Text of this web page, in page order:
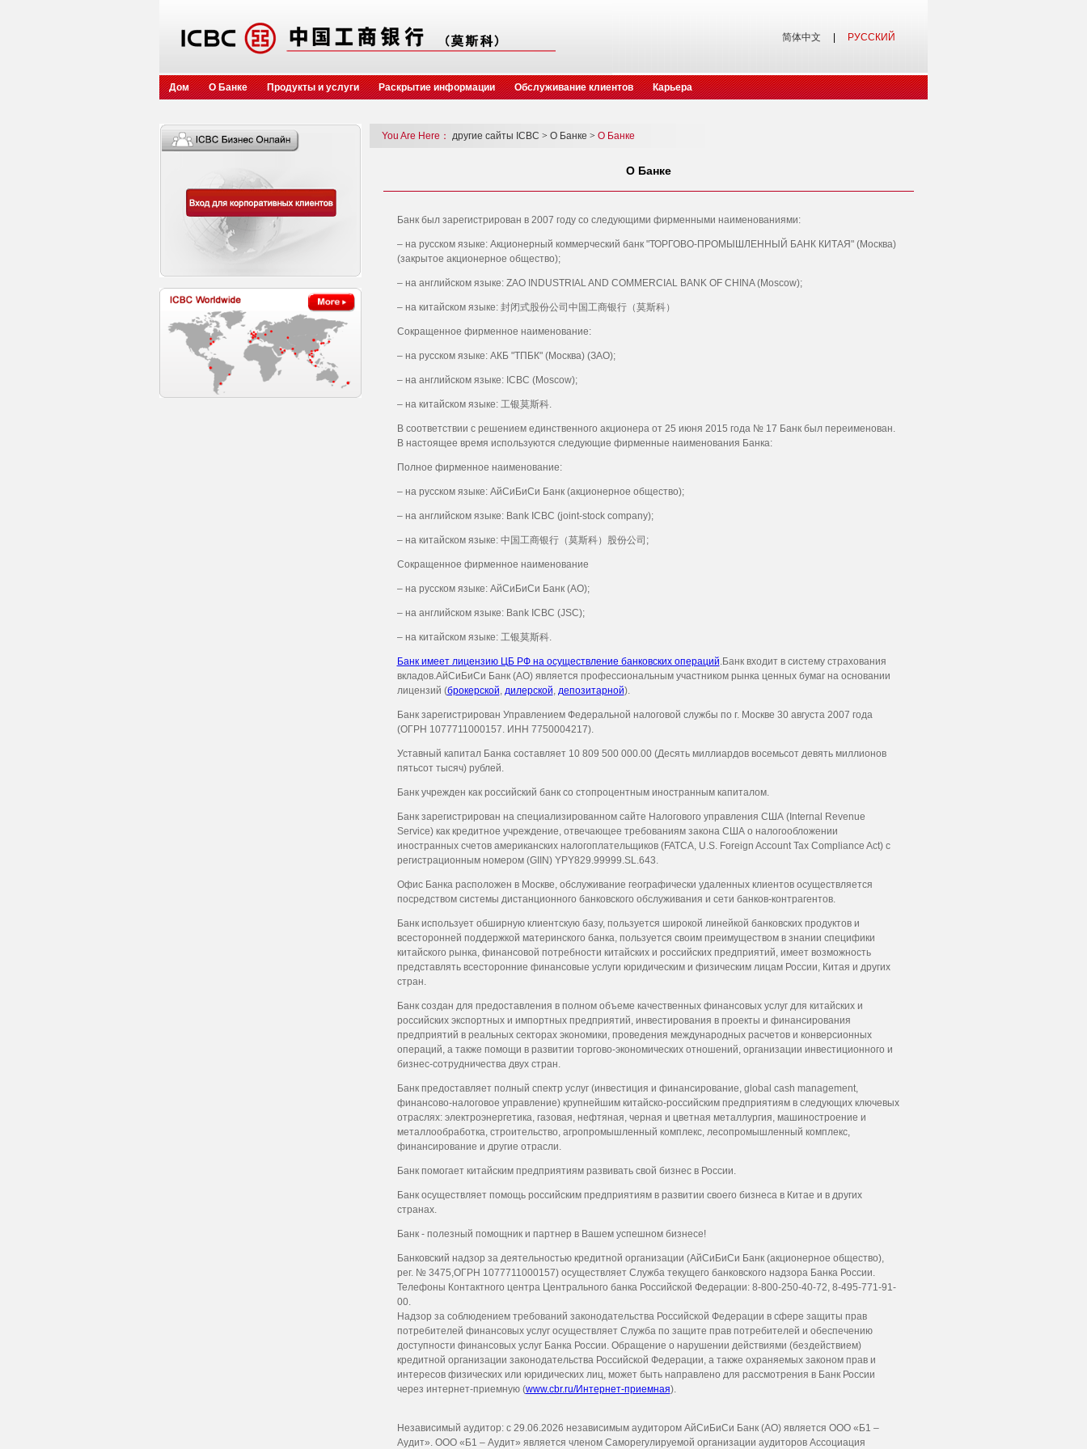
简体中文 РУССКИЙ
Дом О Банке Продукты и услуги Раскрытие информации Обслуживание клиентов Карьера
You Are Here： другие сайты ICBC > О Банке > О Банке
О Банке
Банк был зарегистрирован в 2007 году со следующими фирменными наименованиями:
– на русском языке: Акционерный коммерческий банк "ТОРГОВО-ПРОМЫШЛЕННЫЙ БАНК КИТАЯ" (Москва)
(закрытое акционерное общество);
– на английском языке: ZAO INDUSTRIAL AND COMMERCIAL BANK OF CHINA (Moscow);
– на китайском языке: 封闭式股份公司中国工商银行（莫斯科）
Сокращенное фирменное наименование:
– на русском языке: АКБ "ТПБК" (Москва) (ЗАО);
– на английском языке: ICBC (Moscow);
– на китайском языке: 工银莫斯科.
В соответствии с решением единственного акционера от 25 июня 2015 года № 17 Банк был переименован.
В настоящее время используются следующие фирменные наименования Банка:
Полное фирменное наименование:
– на русском языке: АйСиБиСи Банк (акционерное общество);
– на английском языке: Bank ICBC (joint-stock company);
– на китайском языке: 中国工商银行（莫斯科）股份公司;
Сокращенное фирменное наименование
– на русском языке: АйСиБиСи Банк (АО);
– на английском языке: Bank ICBC (JSC);
– на китайском языке: 工银莫斯科.
Банк имеет лицензию ЦБ РФ на осуществление банковских операций.Банк входит в систему страхования
вкладов.АйСиБиСи Банк (АО) является профессиональным участником рынка ценных бумаг на основании
лицензий (брокерской, дилерской, депозитарной).
Банк зарегистрирован Управлением Федеральной налоговой службы по г. Москве 30 августа 2007 года
(ОГРН 1077711000157. ИНН 7750004217).
Уставный капитал Банка составляет 10 809 500 000.00 (Десять миллиардов восемьсот девять миллионов
пятьсот тысяч)рублей.
Банк учрежден как российский банк со стопроцентным иностранным капиталом.
Банк зарегистрирован на специализированном сайте Налогового управления США (Internal Revenue
Service) как кредитное учреждение, отвечающее требованиям закона США о налогообложении
иностранных счетов американских налогоплательщиков (FATCA, U.S. Foreign Account Tax Compliance Act) с
регистрационным номером (GIIN) YPY829.99999.SL.643.
Офис Банка расположен в Москве, обслуживание географически удаленных клиентов осуществляется
посредством системы дистанционного банковского обслуживания и сети банков-контрагентов.
Банк использует обширную клиентскую базу, пользуется широкой линейкой банковских продуктов и
всесторонней поддержкой материнского банка, пользуется своим преимуществом в знании специфики
китайского рынка, финансовой потребности китайских и российских предприятий, имеет возможность
представлять всесторонние финансовые услуги юридическим и физическим лицам России, Китая и других
стран.
Банк создан для предоставления в полном объеме качественных финансовых услуг для китайских и
российских экспортных и импортных предприятий, инвестирования в проекты и финансирования
предприятий в реальных секторах экономики, проведения международных расчетов и конверсионных
операций, а также помощи в развитии торгово-экономических отношений, организации инвестиционного и
бизнес-сотрудничества двух стран.
Банк предоставляет полный спектр услуг (инвестиция и финансирование, global cash management,
финансово-налоговое управление) крупнейшим китайско-российским предприятиям в следующих ключевых
отраслях: электроэнергетика, газовая, нефтяная, черная и цветная металлургия, машиностроение и
металлообработка, строительство, агропромышленный комплекс, лесопромышленный комплекс,
финансирование и другие отрасли.
Банк помогает китайским предприятиям развивать свой бизнес в России.
Банк осуществляет помощь российским предприятиям в развитии своего бизнеса в Китае и в других
странах.
Банк - полезный помощник и партнер в Вашем успешном бизнесе!
Банковский надзор за деятельностью кредитной организации (АйСиБиСи Банк (акционерное общество),
рег. № 3475,ОГРН 1077711000157) осуществляет Служба текущего банковского надзора Банка России.
Телефоны Контактного центра Центрального банка Российской Федерации: 8-800-250-40-72, 8-495-771-91-
00.
Надзор за соблюдением требований законодательства Российской Федерации в сфере защиты прав
потребителей финансовых услуг осуществляет Служба по защите прав потребителей и обеспечению
доступности финансовых услуг Банка России. Обращение о нарушении действиями (бездействием)
кредитной организации законодательства Российской Федерации, а также охраняемых законом прав и
интересов физических или юридических лиц, может быть направлено для рассмотрения в Банк России
через интернет-приемную (www.cbr.ru/Интернет-приемная).
Независимый аудитор: с 29.06.2026 независимым аудитором АйСиБиСи Банк (АО) является ООО «Б1 –
Аудит». ООО «Б1 – Аудит» является членом Саморегулируемой организации аудиторов Ассоциация